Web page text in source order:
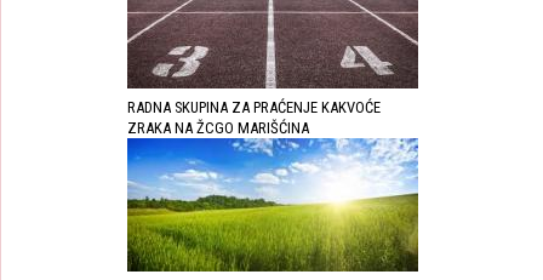
RADNA SKUPINA ZA PRAĆENJE KAKVOĆE
ZRAKA NA ŽCGO MARIŠĆINA